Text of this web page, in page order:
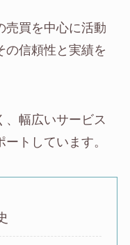
売買を中心に活動
の信頼性と実績を
、幅広いサービス
トしています。